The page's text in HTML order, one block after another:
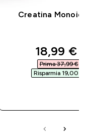
Creatina
18,99 €‎
Prima 37,99 €‎
Risparmia 19,00 €‎